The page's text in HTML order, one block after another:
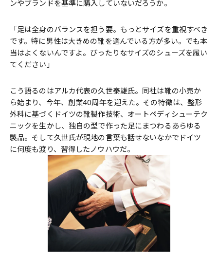
ンやブランドを基準に購入していないだろうか。
「足は全身のバランスを担う要。もっとサイズを重視すべき
です。特に男性は大きめの靴を選んでいる方が多い。でも本
当はよくないんですよ。ぴったりなサイズのシューズを履い
てください」
こう語るのはアルカ代表の久世泰雄氏。同社は靴の小売か
ら始まり、今年、創業40周年を迎えた。その特徴は、整形
外科に基づくドイツの靴製作技術、オートペディシューテク
ニックを生かし、独自の型で作った足にまつわるあらゆる
製品。そして久世氏が現地の言葉も話せないなかでドイツ
に何度も渡り、習得したノウハウだ。